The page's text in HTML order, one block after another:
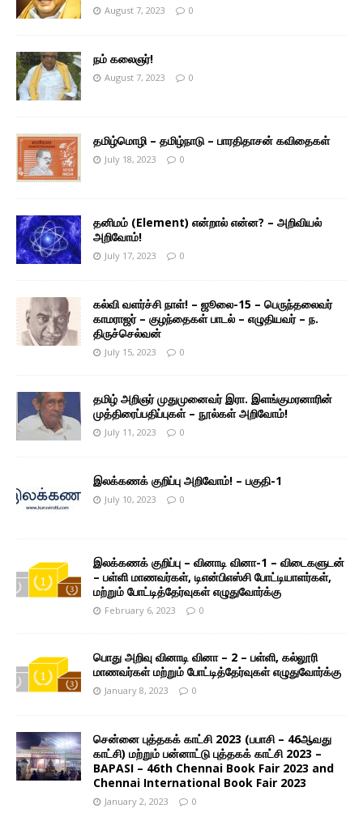
August 7, 2023 0
நம் கலைஞர்!
August 7, 2023 0
தமிழ்மொழி – தமிழ்நாடு – பாரதிதாசன் கவிதைகள்
July 18, 2023 0
தனிமம் (Element) என்றால் என்ன? – அறிவியல்
அறிவோம்!
July 17, 2023 0
கல்வி வளர்ச்சி நாள்! – ஜூலை-15 – பெருந்தலைவர்
காமராஜர் – குழந்தைகள் பாடல் – எழுதியவர் – ந.
திருச்செல்வன்
July 15, 2023 0
தமிழ் அறிஞர் முதுமுனைவர் இரா. இளங்குமரனாரின்
முத்திரைப்பதிப்புகள் – நூல்கள் அறிவோம்!
July 11, 2023 0
இலக்கணக் குறிப்பு அறிவோம்! – பகுதி-1
July 10, 2023 0
இலக்கணக் குறிப்பு – வினாடி வினா-1 – விடைகளுடன்
– பள்ளி மாணவர்கள், டிஎன்பிஎஸ்சி போட்டியாளர்கள்,
மற்றும் போட்டித்தேர்வுகள் எழுதுவோர்க்கு
February 6, 2023 0
பொது அறிவு வினாடி வினா – 2 – பள்ளி, கல்லூரி
மாணவர்கள் மற்றும் போட்டித்தேர்வுகள் எழுதுவோர்க்கு
January 8, 2023 0
சென்னை புத்தகக் காட்சி 2023 (பபாசி – 46ஆவது
காட்சி) மற்றும் பன்னாட்டு புத்தகக் காட்சி 2023 –
BAPASI – 46th Chennai Book Fair 2023 and
Chennai International Book Fair 2023
January 2, 2023 0